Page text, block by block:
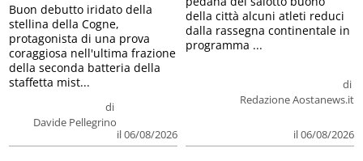
di
Davide Pellegrino
il 06/08/2026
Buon debutto iridato della
stellina della Cogne,
protagonista di una prova
coraggiosa nell'ultima frazione
della seconda batteria della
staffetta mist...
di
Redazione Aostanews.it
il 06/08/2026
della città alcuni atleti reduci
dalla rassegna continentale in
programma ...